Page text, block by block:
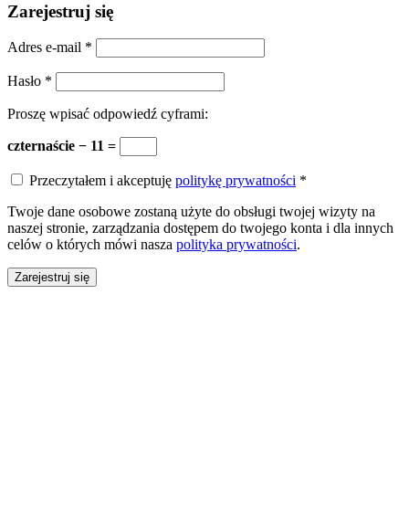
Zarejestruj się
Adres e-mail *
Hasło *
Proszę wpisać odpowiedź cyframi:
czternaście − 11 =
Przeczytałem i akceptuję politykę prywatności *
Twoje dane osobowe zostaną użyte do obsługi twojej wizyty na
naszej stronie, zarządzania dostępem do twojego konta i dla innych
celów o których mówi nasza polityka prywatności.
Zarejestruj się